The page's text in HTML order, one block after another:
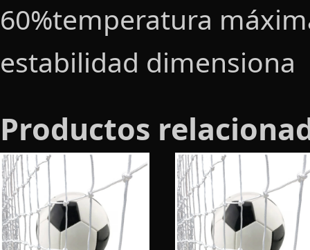
60%temperatura
estabilidad dimensiona
Productos